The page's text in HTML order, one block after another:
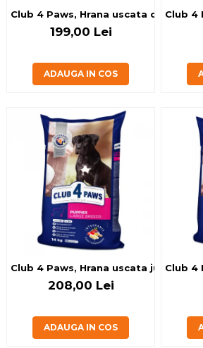
Club 4 Paws, Hrana uscata caini
199,00 Lei
ADAUGA IN COS
Club 4
Club 4 Paws, Hrana uscata juniori
208,00 Lei
ADAUGA IN COS
Club 4